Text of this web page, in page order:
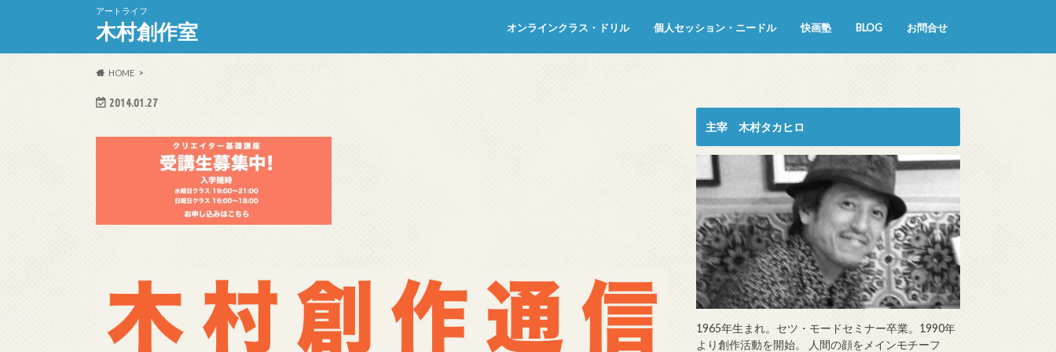
アートライフ
木村創作室 オンラインクラス・ドリル 個人セッション・ニードル 快画塾 BLOG お問合せ
HOME
2014.01.27
主宰 木村タカヒロ
1965年生まれ。セツ・モードセミナー卒業。1990年
より創作活動を開始。 人間の顔をメインモチーフ